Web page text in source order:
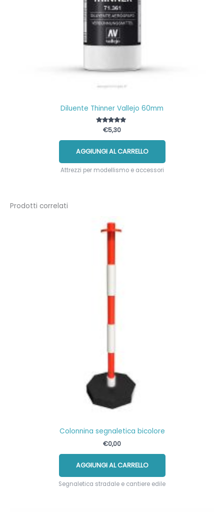
Diluente Thinner Vallejo 60mm
Valutato
5.00
su 5
€5,30
AGGIUNGI AL CARRELLO
Attrezzi per modellismo e accessori
Prodotti correlati
Colonnina segnaletica bicolore
€0,00
AGGIUNGI AL CARRELLO
Segnaletica stradale e cantiere edile